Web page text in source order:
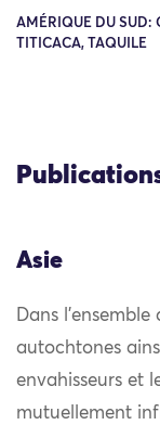
AMÉRIQUE DU SUD:
TITICACA, TAQUILE
Asie
Dans
autochtones
envahisseurs et
mutuellement